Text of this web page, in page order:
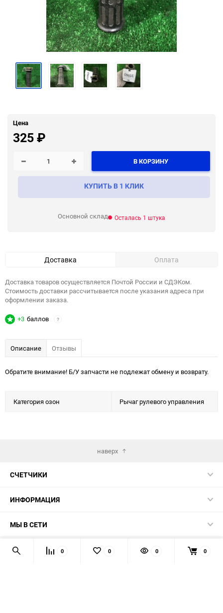
Цена
325₽
В КОРЗИНУ
КУПИТЬ В 1 КЛИК
Основной склад Осталась 1 штука
Доставка Оплата
Доставка товаров осуществляется Почтой России и СДЭКом.
Стоимость доставки рассчитывается после указания адреса при
оформлении заказа.
+3 баллов ?
Описание Отзывы
Обратите внимание! Б/У запчасти не подлежат обмену и возврату.
Категория озон Рычаг рулевого управления
наверх
СЧЕТЧИКИ
ИНФОРМАЦИЯ
МЫ В СЕТИ
КОНТАКТЫ 0 0 0 0